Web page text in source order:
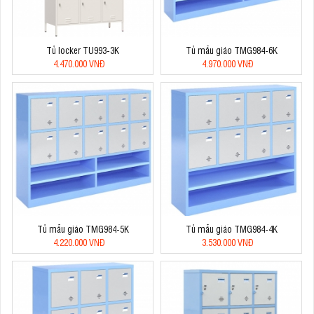
Tủ locker TU993-3K
4.470.000 VNĐ
Tủ mẫu giáo TMG984-6K
4.970.000 VNĐ
Tủ mẫu giáo TMG984-5K
4.220.000 VNĐ
Tủ mẫu giáo TMG984-4K
3.530.000 VNĐ